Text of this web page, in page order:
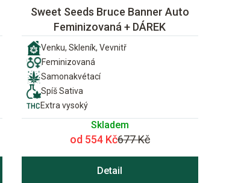
Sweet Seeds Bruce Banner Auto
Feminizovaná + DÁREK
Venku, Skleník, Vevnitř
Feminizovaná
Samonakvétací
Spíš Sativa
Extra vysoký
Skladem
od 554 Kč677 Kč
Detail